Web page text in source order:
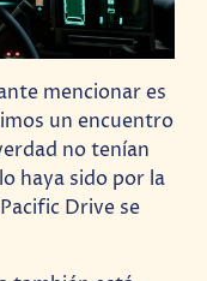
mencionar es
un encuentro
no tenían
haya sido por la
Drive se